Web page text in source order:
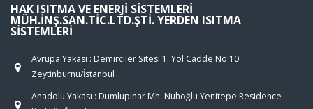
HAK ISITMA VE ENERJI SISTEMLERI
MÜH.İNŞ.SAN.TIC.LTD.ŞTI. YERDEN ISITMA
SISTEMLERI
Avrupa Yakası : Demirciler Sitesi 1. Yol Cadde No:10
Zeytinburnu/İstanbul
Anadolu Yakası : Dumlupınar Mh. Nuhoğlu Yenitepe Residence